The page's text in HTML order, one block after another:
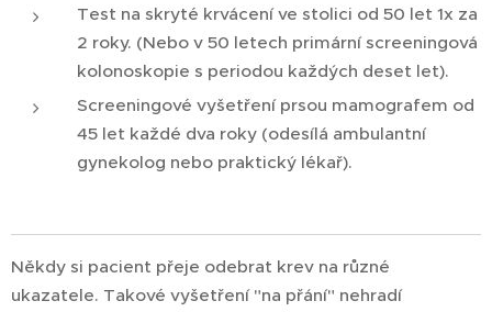
Test na skryté krvácení ve stolici od 50 let 1x za
2 roky. (Nebo v 50 letech primární screeningová
kolonoskopie s periodou každých deset let).
Screeningové vyšetření prsou mamografem od
45 let každé dva roky (odesílá ambulantní
gynekolog nebo praktický lékař).
Někdy si pacient přeje odebrat krev na různé
ukazatele. Takové vyšetření "na přání" nehradí